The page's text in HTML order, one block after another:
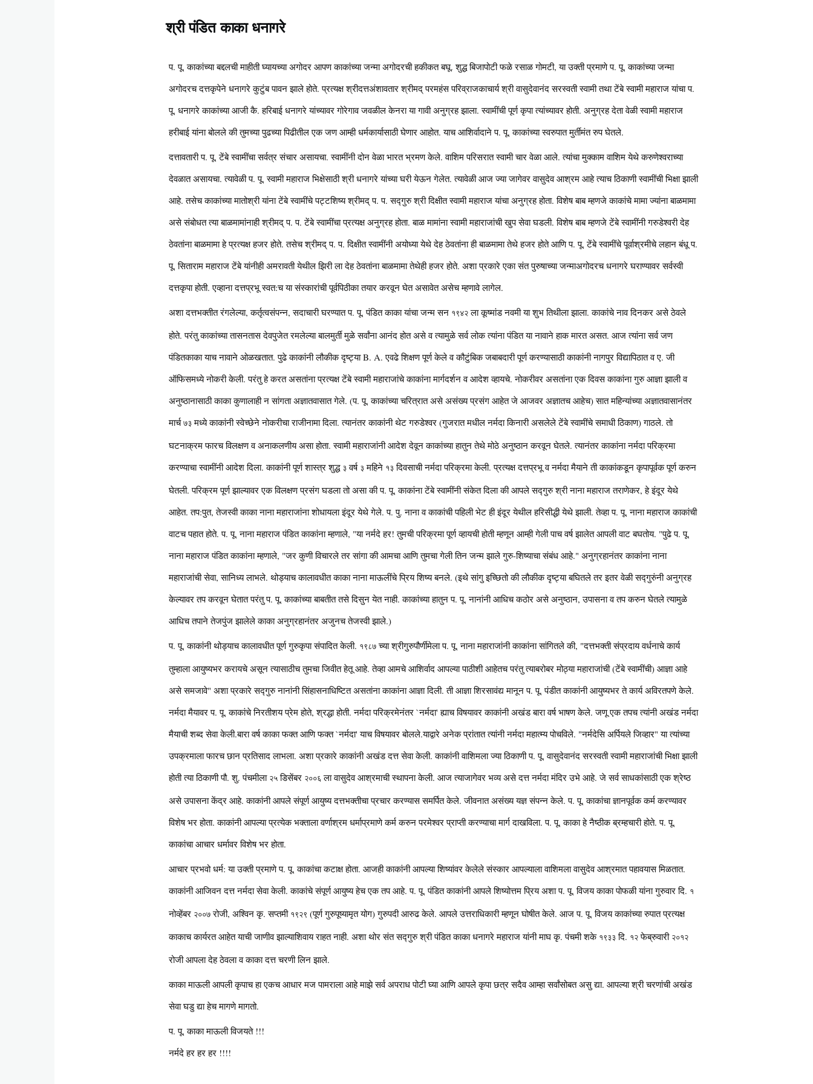
श्री पंडित काका धनागरे
Content
प. पू. काकांच्या बद्दलची माहीती घ्यायच्या अगोदर आपण काकांच्या जन्मा अगोदरची हकीकत बघू. शुद्ध बिजापोटी फळे रसाळ गोमटी, या उक्ती प्रमाणे प. पू. काकांच्या जन्मा
अगोदरच दत्तकृपेने धनागरे कुटुंब पावन झाले होते. प्रत्यक्ष श्रीदत्तअंशावतार श्रीमद् परमहंस परिव्राजकाचार्य श्री वासुदेवानंद सरस्वती स्वामी तथा टेंबे स्वामी महाराज यांचा प.
पू. धनागरे काकांच्या आजी कै. हरिबाई धनागरे यांच्यावर गोरेगाव जवळील केनरा या गावी अनुग्रह झाला. स्वामींची पूर्ण कृपा त्यांच्यावर होती. अनुग्रह देता वेळी स्वामी महाराज
हरीबाई यांना बोलले की तुमच्या पुढच्या पिढीतील एक जण आम्ही धर्मकार्यासाठी घेणार आहोत. याच आशिर्वादाने प. पू. काकांच्या स्वरुपात मुर्तीमंत रुप घेतले.
दत्तावतारी प. पू. टेंबे स्वामींचा सर्वत्र संचार असायचा. स्वामींनी दोन वेळा भारत भ्रमण केले. वाशिम परिसरात स्वामी चार वेळा आले. त्यांचा मुक्काम वाशिम येथे करुणेश्वराच्या
देवळात असायचा. त्यावेळी प. पू. स्वामी महाराज भिक्षेसाठी श्री धनागरे यांच्या घरी येऊन गेलेत. त्यावेळी आज ज्या जागेवर वासुदेव आश्रम आहे त्याच ठिकाणी स्वामींची भिक्षा झाली
आहे. तसेच काकांच्या मातोश्री यांना टेंबे स्वामींचे पट्टशिष्य श्रीमद् प. प. सद्गुरु श्री दिक्षीत स्वामी महाराज यांचा अनुग्रह होता. विशेष बाब म्हणजे काकांचे मामा ज्यांना बाळमामा
असे संबोधत त्या बाळमामांनाही श्रीमद् प. प. टेंबे स्वामींचा प्रत्यक्ष अनुग्रह होता. बाळ मामांना स्वामी महाराजांची खुप सेवा घडली. विशेष बाब म्हणजे टेंबे स्वामींनी गरुडेश्वरी देह
ठेवतांना बाळमामा हे प्रत्यक्ष हजर होते. तसेच श्रीमद् प. प. दिक्षीत स्वामींनी अयोध्या येथे देह ठेवतांना ही बाळमामा तेथे हजर होते आणि प. पू. टेंबे स्वामींचे पूर्वाश्रमीचे लहान बंधू प.
पू. सिताराम महाराज टेंबे यांनीही अमरावती येथील झिरी ला देह ठेवतांना बाळमामा तेथेही हजर होते. अशा प्रकारे एका संत पुरुषाच्या जन्माअगोदरच धनागरे घराण्यावर सर्वस्वी
दत्तकृपा होती. एव्हाना दत्तप्रभू स्वत:च या संस्कारांची पूर्वपिठीका तयार करवून घेत असावेत असेच म्हणावे लागेल.
अशा दत्तभक्तीत रंगलेल्या, कर्तृत्वसंपन्न, सदाचारी घरण्यात प. पू. पंडित काका यांचा जन्म सन १९४२ ला कूष्मांड नवमी या शुभ तिथीला झाला. काकांचे नाव दिनकर असे ठेवले
होते. परंतु काकांच्या तासनतास देवपुजेत रमलेल्या बालमुर्ती मुळे सर्वांना आनंद होत असे व त्यामुळे सर्व लोक त्यांना पंडित या नावाने हाक मारत असत. आज त्यांना सर्व जण
पंडितकाका याच नावाने ओळखतात. पुढे काकांनी लौकीक दृष्ट्या B. A. एवढे शिक्षण पूर्ण केले व कौटुंबिक जबाबदारी पूर्ण करण्यासाठी काकांनी नागपुर विद्यापिठात व ए. जी
ऑफिसमध्ये नोकरी केली. परंतु हे करत असतांना प्रत्यक्ष टेंबे स्वामी महाराजांचे काकांना मार्गदर्शन व आदेश व्हायचे. नोकरीवर असतांना एक दिवस काकांना गुरु आज्ञा झाली व
अनुष्ठानासाठी काका कुणालाही न सांगता अज्ञातवासात गेले. (प. पू. काकांच्या चरित्रात असे असंख्य प्रसंग आहेत जे आजवर अज्ञातच आहेच) सात महिन्यांच्या अज्ञातवासानंतर
मार्च७३ मध्ये काकांनी स्वेच्छेने नोकरीचा राजीनामा दिला. त्यानंतर काकांनी थेट गरुडेश्वर (गुजरात मधील नर्मदा किनारी असलेले टेंबे स्वामींचे समाधी ठिकाण) गाठले. तो
घटनाक्रम फारच विलक्षण व अनाकलणीय असा होता. स्वामी महाराजांनी आदेश देवून काकांच्या हातुन तेथे मोठे अनुष्ठान करवून घेतले. त्यानंतर काकांना नर्मदा परिक्रमा
करण्याचा स्वामींनी आदेश दिला. काकांनी पूर्ण शास्त्र शुद्ध ३ वर्ष ३ महिने १३ दिवसाची नर्मदा परिक्रमा केली. प्रत्यक्ष दत्तप्रभू व नर्मदा मैयाने ती काकांकडून कृपापूर्वक पूर्ण करुन
घेतली. परिक्रम पूर्ण झाल्यावर एक विलक्षण प्रसंग घडला तो असा की प. पू. काकांना टेंबे स्वामींनी संकेत दिला की आपले सद्गुरु श्री नाना महाराज तराणेकर, हे इंदूर येथे
आहेत. तप:पुत, तेजस्वी काका नाना महाराजांना शोधायला इंदूर येथे गेले. प. पु. नाना व काकांची पहिली भेट ही इंदूर येथील हरिसीद्धी येथे झाली. तेव्हा प. पू. नाना महाराज काकांची
वाटच पहात होते. प. पू. नाना महाराज पंडित काकांना म्हणाले, "या नर्मदे हर! तुमची परिक्रमा पूर्ण व्हायची होती म्हणून आम्ही गेली पाच वर्ष झालेत आपली वाट बघतोय. "पुढे प. पू.
नाना महाराज पंडित काकांना म्हणाले, "जर कुणी विचारले तर सांगा की आमचा आणि तुमचा गेली तिन जन्म झाले गुरु-शिष्याचा संबंध आहे." अनुग्रहानंतर काकांना नाना
महाराजांची सेवा, सानिध्य लाभले. थोड्याच कालावधीत काका नाना माऊलींचे प्रिय शिष्य बनले. (इथे सांगु इच्छितो की लौकीक दृष्ट्या बघितले तर इतर वेळी सद्गुरुंनी अनुग्रह
केल्यावर तप करवून घेतात परंतु प. पू. काकांच्या बाबतीत तसे दिसुन येत नाही. काकांच्या हातुन प. पू. नानांनी आधिच कठोर असे अनुष्ठान, उपासना व तप करुन घेतले त्यामुळे
आधिच तपाने तेजपुंज झालेले काका अनुग्रहानंतर अजुनच तेजस्वी झाले.)
प. पू. काकांनी थोड्याच कालावधीत पूर्ण गुरुकृपा संपादित केली. १९८७ च्या श्रीगुरुपौर्णीमेला प. पू. नाना महाराजांनी काकांना सांगितले की, "दत्तभक्ती संप्रदाय वर्धनाचे कार्य
तुम्हाला आयुष्यभर करायचे असून त्यासाठीच तुमचा जिवीत हेतू आहे. तेव्हा आमचे आशिर्वाद आपल्या पाठीशी आहेतच परंतु त्याबरोबर मोठ्या महाराजांची (टेंबे स्वामींची) आज्ञा आहे
असे समजावे" अशा प्रकारे सद्गुरु नानांनी सिंहासनाधिष्टित असतांना काकांना आज्ञा दिली. ती आज्ञा शिरसावंद्य मानून प. पू. पंडीत काकांनी आयुष्यभर ते कार्य अविरतपणे केले.
नर्मदा मैयावर प. पू. काकांचे निरतीशय प्रेम होते, श्रद्धा होती. नर्मदा परिक्रमेनंतर `नर्मदा' ह्याच विषयावर काकांनी अखंड बारा वर्ष भाषण केले. जणू एक तपच त्यांनी अखंड नर्मदा
मैयाची शब्द सेवा केली.बारा वर्ष काका फक्त आणि फक्त `नर्मदा' याच विषयावर बोलले.याद्वारे अनेक प्रांतात त्यांनी नर्मदा महात्म्य पोचविले. "नर्मदेसि अर्पियले जिव्हार" या त्यांच्या
उपक्रमाला फारच छान प्रतिसाद लाभला. अशा प्रकारे काकांनी अखंड दत्त सेवा केली. काकांनी वाशिमला ज्या ठिकाणी प. पू. वासुदेवानंद सरस्वती स्वामी महाराजांची भिक्षा झाली
होती त्या ठिकाणी पौ. शु. पंचमीला २५ डिसेंबर २००६ ला वासुदेव आश्रमाची स्थापना केली. आज त्याजागेवर भव्य असे दत्त नर्मदा मंदिर उभे आहे. जे सर्व साधकांसाठी एक श्रेष्ठ
असे उपासना केंद्र आहे. काकांनी आपले संपूर्ण आयुष्य दत्तभक्तीचा प्रचार करण्यास समर्पित केले. जीवनात असंख्य यज्ञ संपन्न केले. प. पू. काकांचा ज्ञानपूर्वक कर्म करण्यावर
विशेष भर होता. काकांनी आपल्या प्रत्येक भक्ताला वर्णाश्रम धर्माप्रमाणे कर्म करुन परमेश्वर प्राप्ती करण्याचा मार्ग दाखविला. प. पू. काका हे नैष्ठीक ब्रम्हचारी होते. प. पू.
काकांचा आचार धर्मावर विशेष भर होता.
आचार प्रभवो धर्म: या उक्ती प्रमाणे प. पू. काकांचा कटाक्ष होता. आजही काकांनी आपल्या शिष्यांवर केलेले संस्कार आपल्याला वाशिमला वासुदेव आश्रमात पहावयास मिळतात.
काकांनी आजिवन दत्त नर्मदा सेवा केली. काकांचे संपूर्ण आयुष्य हेच एक तप आहे. प. पू. पंडित काकांनी आपले शिष्योत्तम प्रिय अशा प. पू. विजय काका पोफळी यांना गुरुवार दि. १
नोव्हेंबर २००७ रोजी, अश्विन कृ. सप्तमी १९२९ (पूर्ण गुरुपूष्यामृत योग) गुरुपदी आरुढ केले. आपले उत्तराधिकारी म्हणून घोषीत केले. आज प. पू. विजय काकांच्या रुपात प्रत्यक्ष
काकाच कार्यरत आहेत याची जाणीव झाल्याशिवाय राहत नाही. अशा थोर संत सद्गुरु श्री पंडित काका धनागरे महाराज यांनी माघ कृ. पंचमी शके १९३३ दि. १२ फेब्रुवारी २०१२
रोजी आपला देह ठेवला व काका दत्त चरणी लिन झाले.
काका माऊली आपली कृपाच हा एकच आधार मज पामराला आहे माझे सर्व अपराध पोटी घ्या आणि आपले कृपा छत्र सदैव आम्हा सर्वांसोबत असु द्या. आपल्या श्री चरणांची अखंड
सेवा घडु द्या हेच मागणे मागतो.
प. पू. काका माऊली विजयते !!!
नर्मदे हर हर हर !!!!